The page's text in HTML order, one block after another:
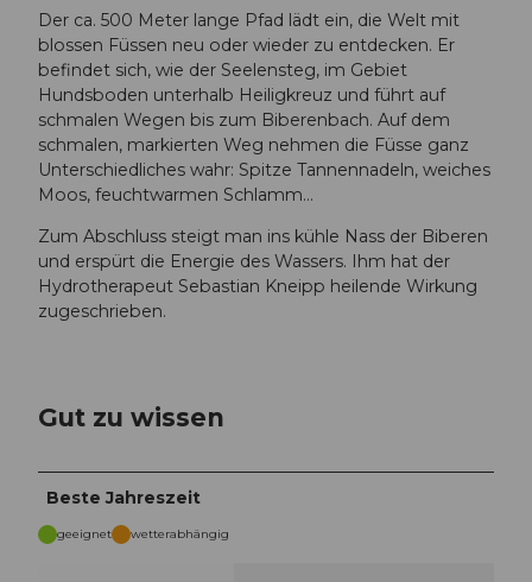
Der ca. 500 Meter lange Pfad lädt ein, die Welt mit
blossen Füssen neu oder wieder zu entdecken. Er
befindet sich, wie der Seelensteg, im Gebiet
Hundsboden unterhalb Heiligkreuz und führt auf
schmalen Wegen bis zum Biberenbach. Auf dem
schmalen, markierten Weg nehmen die Füsse ganz
Unterschiedliches wahr: Spitze Tannennadeln, weiches
Moos, feuchtwarmen Schlamm…
Zum Abschluss steigt man ins kühle Nass der Biberen
und erspürt die Energie des Wassers. Ihm hat der
Hydrotherapeut Sebastian Kneipp heilende Wirkung
zugeschrieben.
Gut zu wissen
Beste Jahreszeit
geeignet wetterabhängig